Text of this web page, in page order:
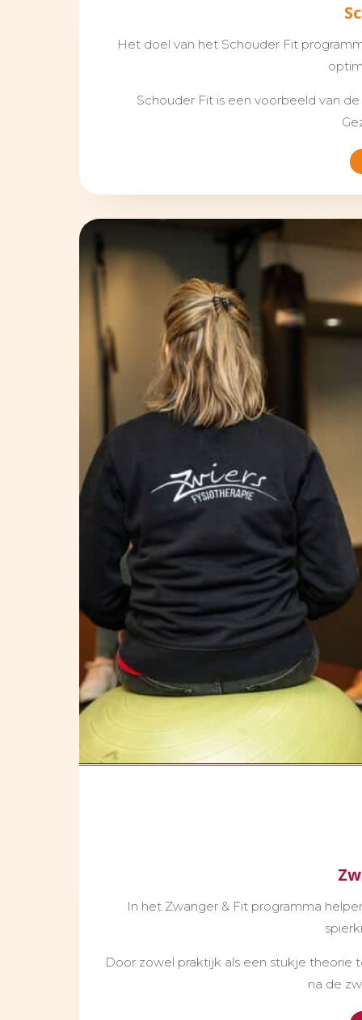
Het doel van het Schouder Fit
Schouder Fit is een voorbeeld van
In het Zwanger & Fit programma
Door zowel praktijk als een stukje theorie
na de